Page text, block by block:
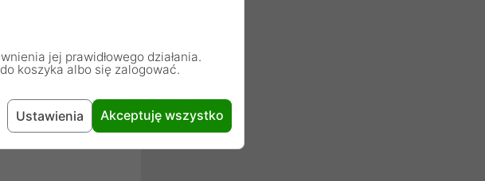
wejściowej
wejściom
pracę nawet w
98,6%, co
jej prawidłowego działania.
koszyka albo się zalogować.
Ustawienia Akceptuję wszystko